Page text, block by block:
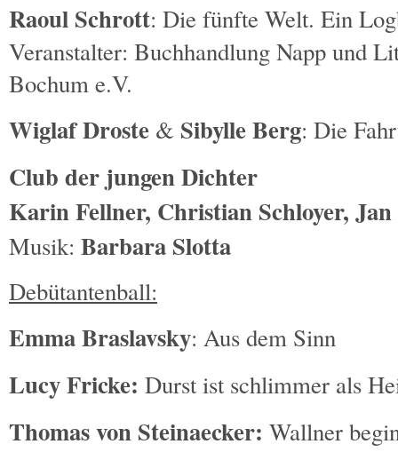
Raoul Schrott: Die fünfte Welt. Ein
Veranstalter: Buchhandlung Napp und
Bochum e.V.
Wiglaf Droste & Sibylle Berg: Die
Club der jungen Dichter
Karin Fellner, Christian Schloyer,
Musik: Barbara Slotta
Debütantenball:
Emma Braslavsky: Aus dem Sinn
Lucy Fricke: Durst ist schlimmer als
Thomas von Steinaecker: Wallner